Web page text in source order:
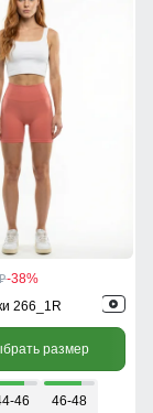
-38%
266_1R
размер
46 46-48